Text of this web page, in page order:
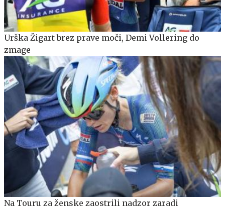
Urška Žigart brez prave moči, Demi Vollering do
zmage
Na Touru za ženske zaostrili nadzor zaradi